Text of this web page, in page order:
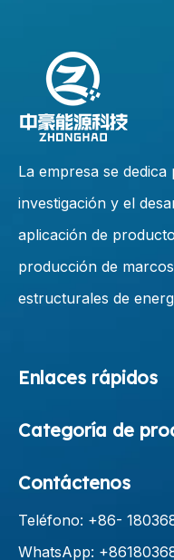
La empresa se
investigación y el
aplicación de
producción de
estructurales de
Enlaces rápidos
Categoría de
Contáctenos
Teléfono: +86-
WhatsApp: